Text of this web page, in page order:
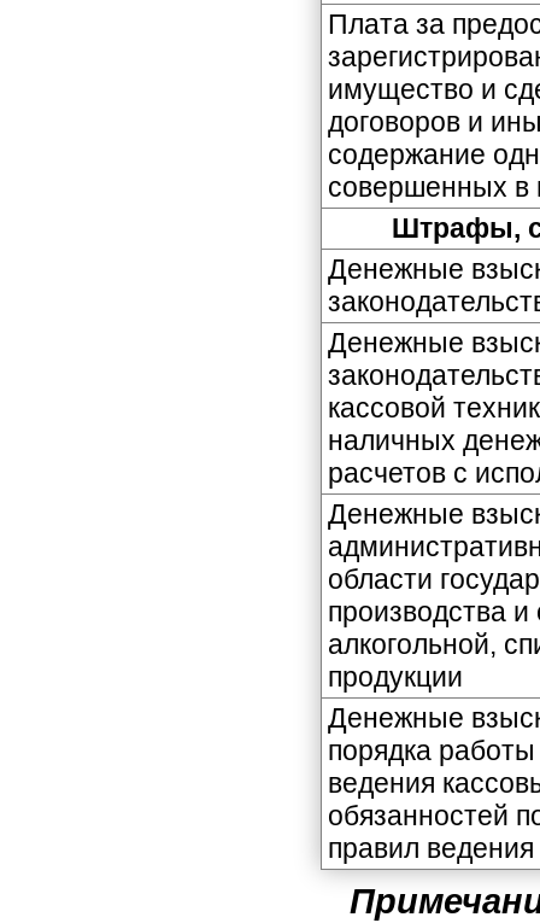
Плата за
имущество и
договоров и
содержание
совершенных в
Штрафы,
Денежные
Денежные
кассовой
наличных
расчетов с
Денежные
области
производства и
алкогольной,
продукции
Денежные
порядка
ведения
обязанностей
правил